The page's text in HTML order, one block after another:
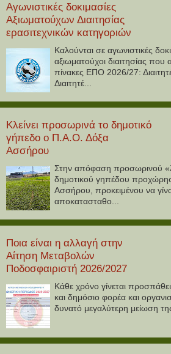
Αγωνιστικές δοκιμασίες
Αξιωματούχων Διαιτησίας
ερασιτεχνικών κατηγοριών
Καλούνται σε αγωνιστικές
αξιωματούχοι διαιτησίας που
πίνακες ΕΠΟ 2026/27:
Διαιτητέ...
Κλείνει προσωρινά το δημοτικό
γήπεδο ο Π.Α.Ο. Δόξα
Ασσήρου
Στην απόφαση προσωρινού
δημοτικού γηπέδου
Ασσήρου, προκειμένου να
αποκατασταθο...
Ποια είναι η αλλαγή στην
Αίτηση Μεταβολών
Ποδοσφαιριστή 2026/2027
Κάθε χρόνο γίνεται
και δημόσιο φορέα και
δυνατό μεγαλύτερη μείωση